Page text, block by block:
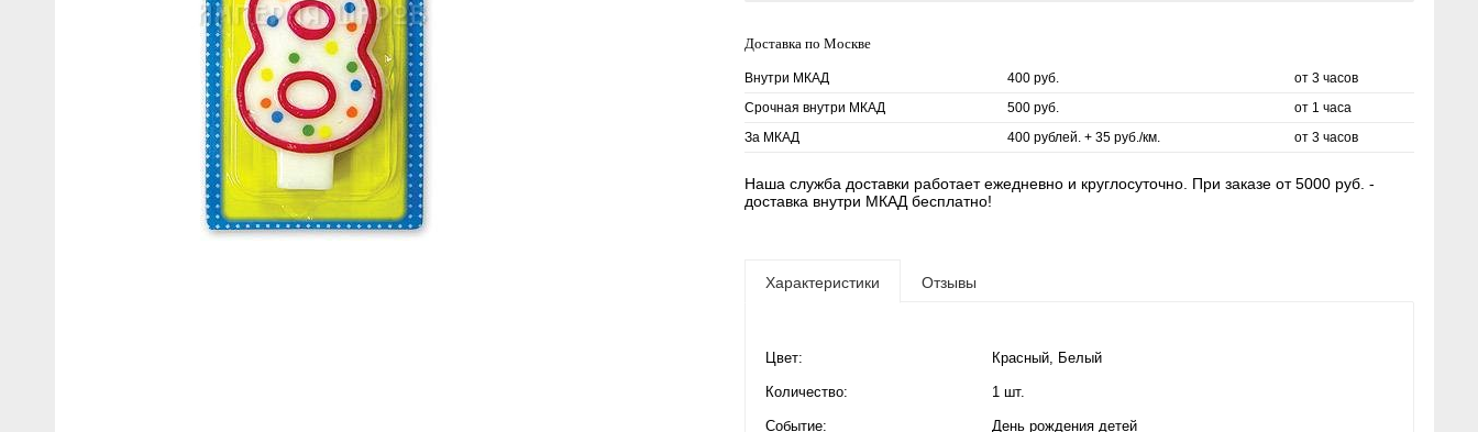
Доставка по Москве
Внутри МКАД 400 руб.
от 3 часов
Срочная внутри МКАД
500 руб.
от 1 часа
За МКАД
400 рублей. + 35 руб./км. от 3 часов
Наша служба доставки работает ежедневно и круглосуточно. При заказе от 5000 руб. -
доставка внутри МКАД бесплатно!
Характеристики Отзывы
Цвет: Красный, Белый
Количество: 1 шт.
Событие: День рождения детей